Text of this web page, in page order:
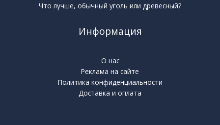
Что лучше, обычный уголь или древесный?
Информация
О нас
Реклама на сайте
Политика конфиденциальности
Доставка и оплата